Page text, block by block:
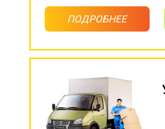
ПОДРОБНЕЕ